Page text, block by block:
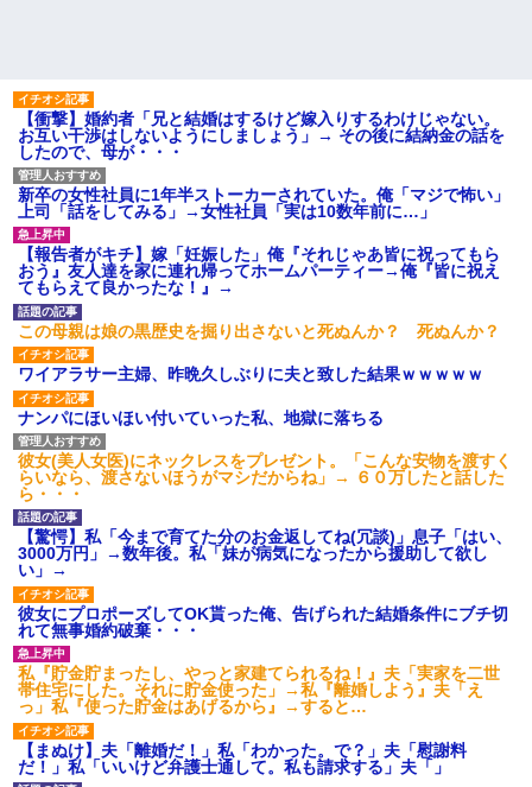
ション鳴らしてんだ！降りてこ
いよ！」と怒鳴りだし...
【衝撃】報酬100万円超の治験
募集がこちらｗｗｗｗｗ(※画像
あり)
【ネット騒然】惨殺されたタ
ワマン頂き女子のこの動画、す
げえええええｗｗｗｗｗｗｗｗ
ｗｗｗ
【愕然】白のクラウン俺氏、
高速道路左車線を制限速度で走
った結果wwwwwwwwwwww
百年の恋12-899 食べた量を
張り合ってくる
【悲報】佐藤輝明・・・２軍
でも盛大にやらかす←あまり悲
しませないでくれ
【衝撃】婚約者「兄と結婚はするけど嫁入りするわけじゃない。
お互い干渉はしないようにしましょう」→ その後に結納金の話を
したので、母が・・・
新卒の女性社員に1年半ストーカーされていた。俺「マジで怖い」
上司「話をしてみる」→女性社員「実は10数年前に…」
【報告者がキチ】嫁「妊娠した」俺『それじゃあ皆に祝ってもら
おう』友人達を家に連れ帰ってホームパーティー→俺『皆に祝え
てもらえて良かったな！』→
この母親は娘の黒歴史を掘り出さないと死ぬんか？ 死ぬんか？
ワイアラサー主婦、昨晩久しぶりに夫と致した結果ｗｗｗｗｗ
ナンパにほいほい付いていった私、地獄に落ちる
彼女(美人女医)にネックレスをプレゼント。「こんな安物を渡すく
らいなら、渡さないほうがマシだからね」→ ６０万したと話した
ら・・・
【驚愕】私「今まで育てた分のお金返してね(冗談)」息子「はい、
3000万円」→数年後。私「妹が病気になったから援助して欲し
い」→
彼女にプロポーズしてOK貰った俺、告げられた結婚条件にブチ切
れて無事婚約破棄・・・
私『貯金貯まったし、やっと家建てられるね！』夫「実家を二世
帯住宅にした。それに貯金使った」→私『離婚しよう』夫「え
っ」私『使った貯金はあげるから』→すると…
【まぬけ】夫「離婚だ！」私「わかった。で？」夫「慰謝料
だ！」私「いいけど弁護士通して。私も請求する」夫「」